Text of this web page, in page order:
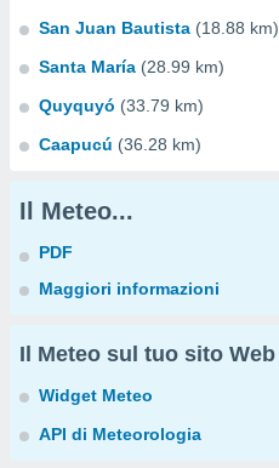
San Juan Bautista (18.88 km)
Santa María (28.99 km)
Quyquyó (33.79 km)
Caapucú (36.28 km)
Il Meteo...
PDF
Maggiori informazioni
Il Meteo sul tuo sito Web
Widget Meteo
API di Meteorologia